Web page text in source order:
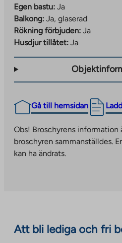
Egen bastu: Ja
Balkong: Ja, glaserad
Rökning förbjuden: Ja
Husdjur tillåtet: Ja
Gå till hemsidan
The
link
you
in
a
Obs! Broschyrens information
broschyren sammanställdes.
kan ha ändrats.
Att bli lediga och fri